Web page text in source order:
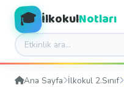
🎓 İlkokulNotları
Ana Sayfa İlkokul 2.Sınıf